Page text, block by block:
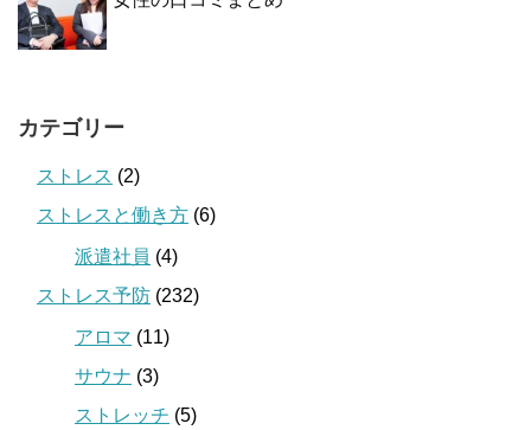
カテゴリー
ストレス (2)
ストレスと働き方 (6)
派遣社員 (4)
ストレス予防 (232)
アロマ (11)
サウナ (3)
ストレッチ (5)